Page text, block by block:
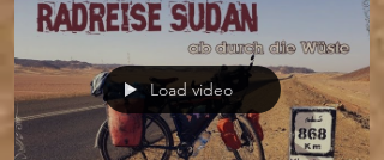
Load video